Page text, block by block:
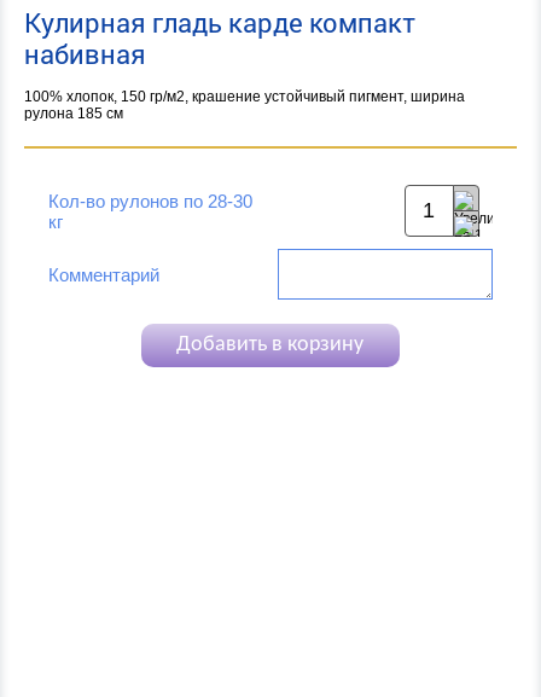
Кулирная гладь карде компакт
набивная
100% хлопок, 150 гр/м2, крашение устойчивый пигмент, ширина
рулона 185 см
Кол-во рулонов по 28-30
кг
Комментарий
Добавить в корзину